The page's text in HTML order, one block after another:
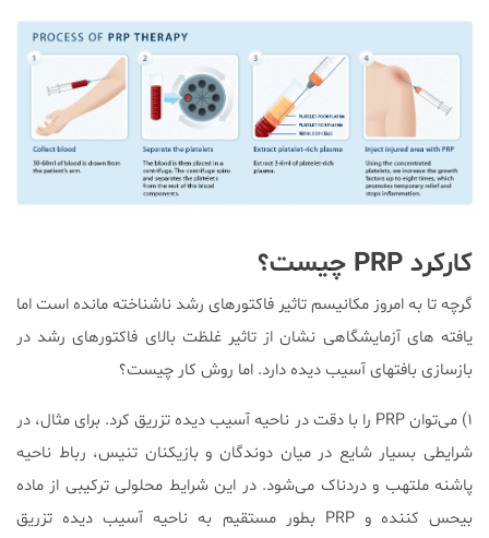
کارکرد PRP چیست؟
گرچه تا به امروز مکانیسم تاثیر فاکتورهای رشد ناشناخته مانده است اما
یافته های آزمایشگاهی نشان از تاثیر غلظت بالای فاکتورهای رشد در
بازسازی بافتهای آسیب دیده دارد. اما روش کار چیست؟
۱) می‌توان PRP را با دقت در ناحیه آسیب دیده تزریق کرد. برای مثال، در
شرایطی بسیار شایع در میان دوندگان و بازیکنان تنیس، رباط ناحیه
پاشنه ملتهب و دردناک می‌شود. در این شرایط محلولی ترکیبی از ماده
بیحس کننده و PRP بطور مستقیم به ناحیه آسیب دیده تزریق